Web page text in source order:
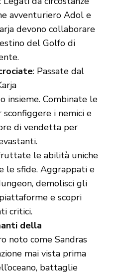
avventuriero Adol e
devono collaborare
del Golfo di
: Passate dal
insieme. Combinate le
i nemici e
di vendetta per
le abilità uniche
le sfide. Aggrappati e
demolisci gli
e scopri
critici.
della
noto come Sandras
mai vista prima
battaglie